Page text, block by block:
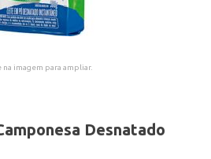
na imagem para ampliar.
Desnatado